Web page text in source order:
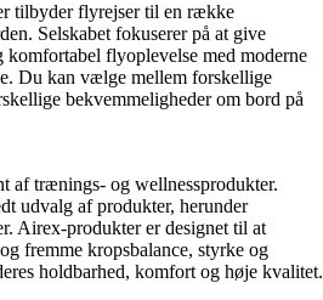
tilbyder flyrejser til en række
Selskabet fokuserer på at give
komfortabel flyoplevelse med moderne
Du kan vælge mellem forskellige
bekvemmeligheder om bord på
af trænings- og wellnessprodukter.
udvalg af produkter, herunder
Airex-produkter er designet til at
fremme kropsbalance, styrke og
holdbarhed, komfort og høje kvalitet.